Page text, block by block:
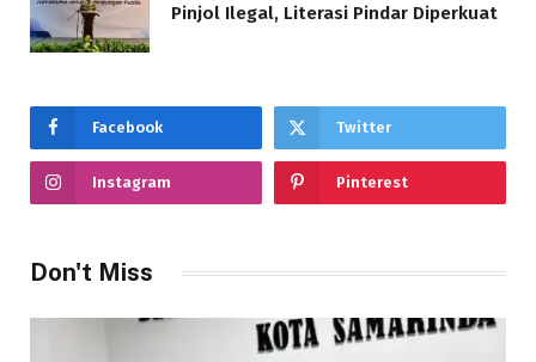
Pinjol Ilegal, Literasi Pindar Diperkuat
Facebook Twitter
Instagram Pinterest
Don't Miss